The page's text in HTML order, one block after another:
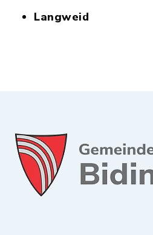
Langweid